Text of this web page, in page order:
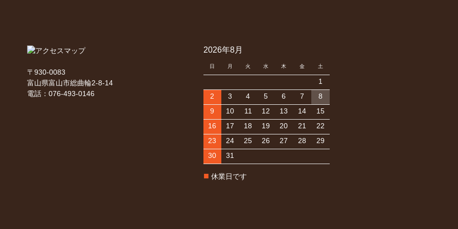
〒930-0083
富山県富山市総曲輪2-8-14
電話：076-493-0146
2026年8月
日 月 火 水 木 金 土
1
2
3 4 5 6 7
8
9
10 11 12 13 14
15
16
17 18 19 20 21
22
23
24 25 26 27 28
29
30
31
■ 休業日です